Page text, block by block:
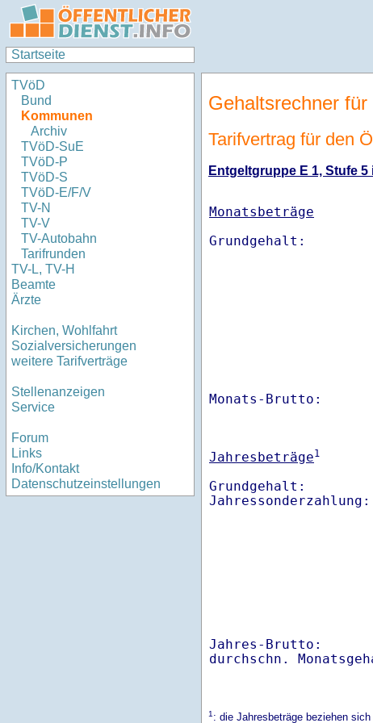
Startseite
TVöD
Bund
Kommunen
Archiv
TVöD-SuE
TVöD-P
TVöD-S
TVöD-E/F/V
TV-N
TV-V
TV-Autobahn
Tarifrunden
TV-L, TV-H
Beamte
Ärzte
Kirchen, Wohlfahrt
Sozialversicherungen
weitere Tarifverträge
Stellenanzeigen
Service
Forum
Links
Info/Kontakt
Datenschutzeinstellungen
Gehaltsrechner
Tarifvertrag für den
Entgeltgruppe E 1, Stufe 5
Monatsbeträge
Monats-
Jahresbeträge1
Grundgehalt:
Jahres-
1: die Jahresbeträge beziehen